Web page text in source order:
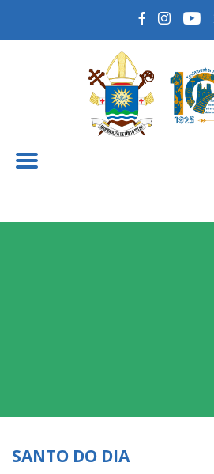
SANTO DO DIA